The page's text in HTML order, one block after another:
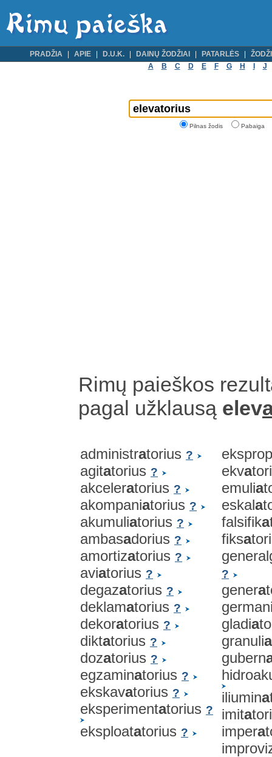
PRADŽIA APIE D.U.K. DAINŲ ŽODŽIAI PATARLĖS
A
B C D E F G H J
Pilnas žodis Pabaiga
Rimų paieškos
pagal užklausą elev
administratorius ?
agitatorius ?
akceleratorius ?
akompaniatorius ?
akumuliatorius ?
ambasadorius ?
amortizatorius ?
aviatorius ?
degazatorius ?
deklamatorius ?
dekoratorius ?
diktatorius ?
dozatorius ?
egzaminatorius ?
ekskavatorius ?
eksperimentatorius ?
eksploatatorius ?
ekva
emulia
eskala
falsifika
fiksa
?
genera
gladia
granulia
gubern
iliumina
imita
impera